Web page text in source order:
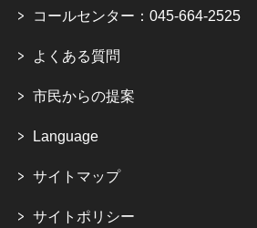
コールセンター：045-664-2525
よくある質問
市民からの提案
Language
サイトマップ
サイトポリシー